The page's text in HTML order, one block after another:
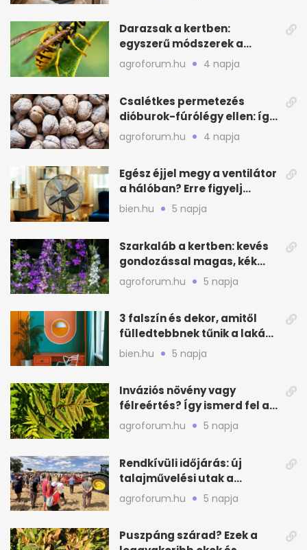
Darazsak a kertben:
egyszerű módszerek a
távoltartásukra nyáron
agroforum.hu 4 napja
Csalétkes permetezés
dióburok-fúrólégy ellen: így
csináld a kertben
agroforum.hu 4 napja
Egész éjjel megy a ventilátor
a hálóban? Erre figyelj
alvásnál nyáron
bien.hu 5 napja
Szarkaláb a kertben: kevés
gondozással magas, kék
virágfalat ad
agroforum.hu 5 napja
3 falszín és dekor, amitől
fülledtebbnek tűnik a lakás
nyáron
bien.hu 5 napja
Inváziós növény vagy
félreértés? Így ismerd fel a
valódi kockázatot
agroforum.hu 5 napja
Rendkívüli időjárás: új
talajművelési utak a
gazdáknak
agroforum.hu 5 napja
Puszpáng szárad? Ezek a